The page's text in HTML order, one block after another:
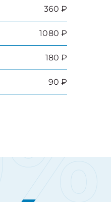
360 ₽
1080 ₽
180 ₽
90 ₽